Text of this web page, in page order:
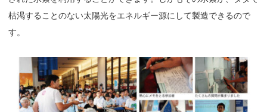
枯渇することのない太陽光をエネルギー源にして製造できるので
す。